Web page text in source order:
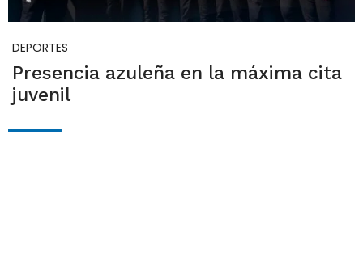
DEPORTES
Presencia azuleña en la máxima cita
juvenil